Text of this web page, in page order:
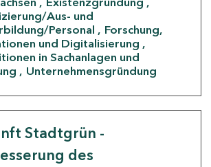
Aus- und
Personal
Forschung,
und Digitalisierung
in Sachanlagen und
Unternehmensgründung
Stadtgrün -
des